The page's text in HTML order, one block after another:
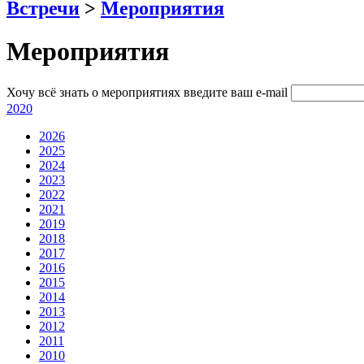
Встречи > Мероприятия
Мероприятия
Хочу всё знать о мероприятиях введите ваш e-mail
2020
2026
2025
2024
2023
2022
2021
2019
2018
2017
2016
2015
2014
2013
2012
2011
2010